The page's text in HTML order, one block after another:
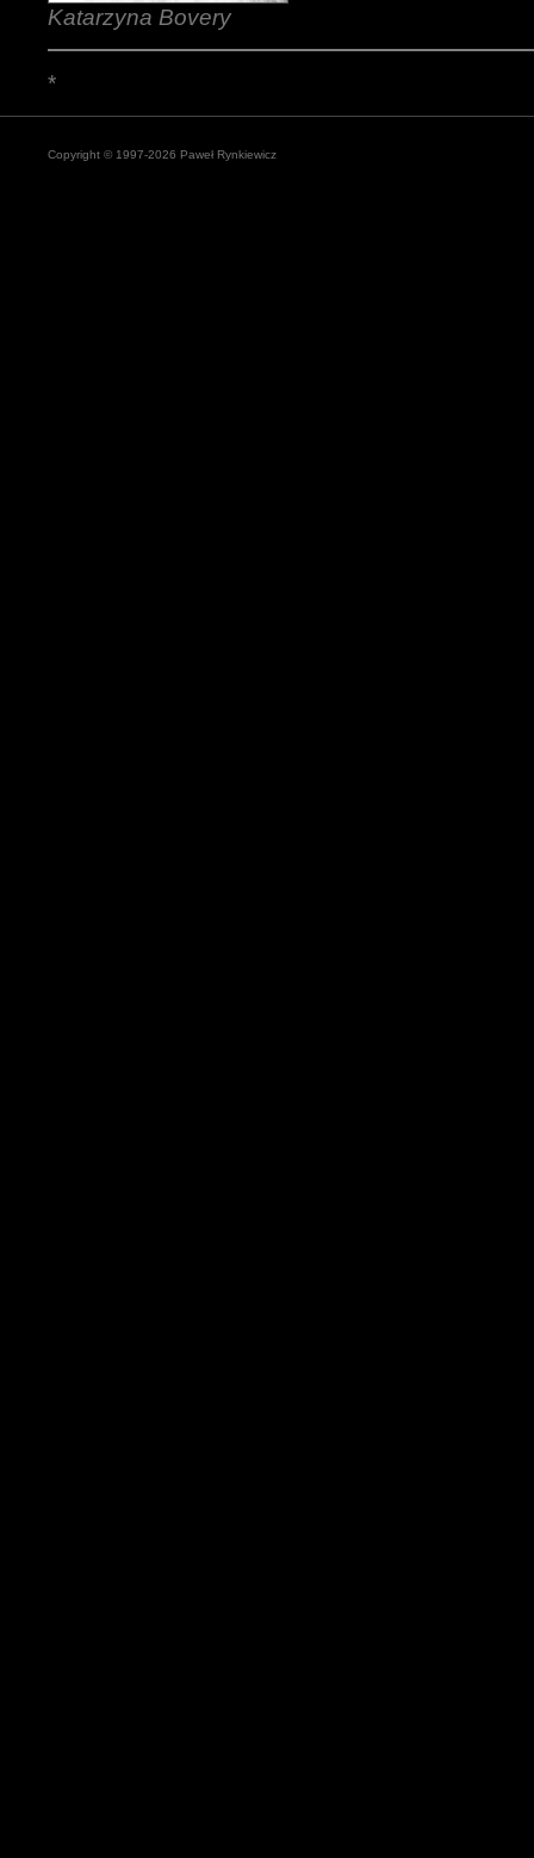
Katarzyna Bovery
*
Copyright © 1997-2026 Paweł Rynkiewicz